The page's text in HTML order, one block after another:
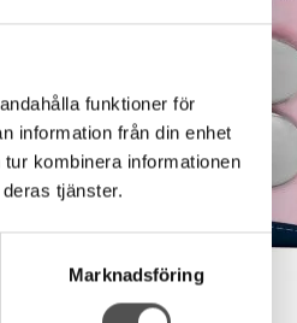
funktioner för
information från din enhet
kombinera informationen
tjänster.
Marknadsföring